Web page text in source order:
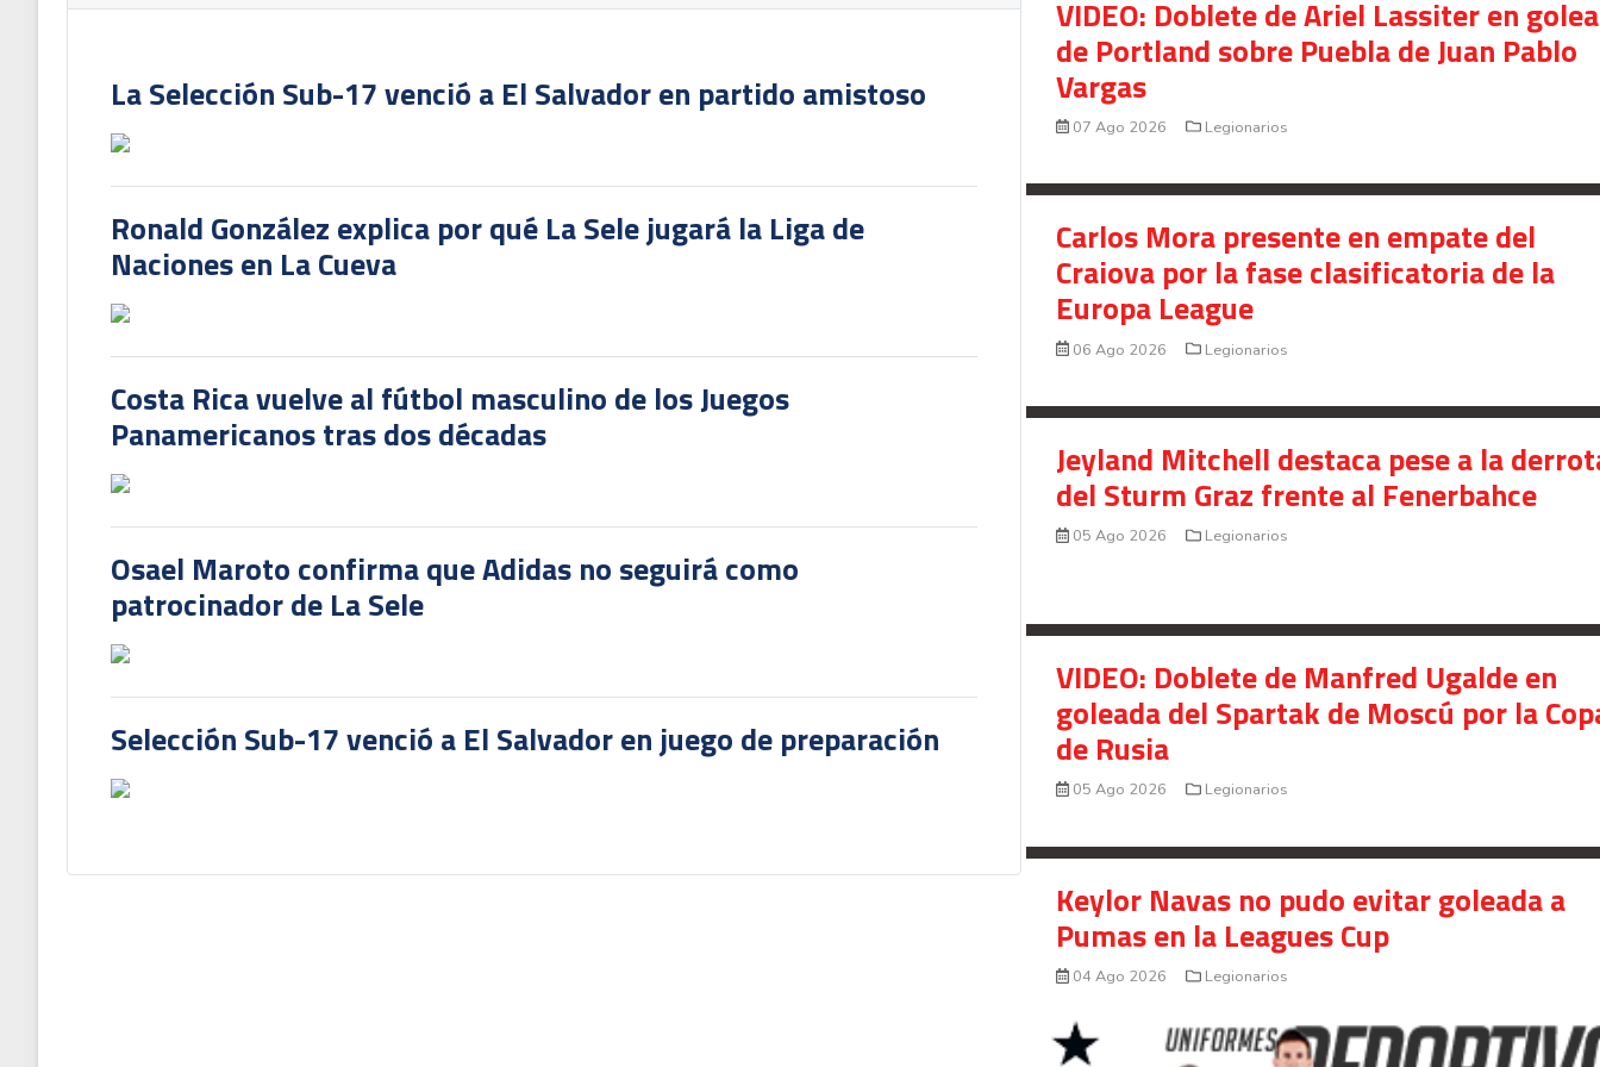
La Selección Sub-17 venció a El Salvador en partido amistoso
Ronald González explica por qué La Sele jugará la Liga de
Naciones en La Cueva
Costa Rica vuelve al fútbol masculino de los Juegos
Panamericanos tras dos décadas
Osael Maroto confirma que Adidas no seguirá como
patrocinador de La Sele
Selección Sub-17 venció a El Salvador en juego de preparación
VIDEO: Doblete de Ariel Lassiter en
de Portland sobre Puebla de Juan Pablo
Vargas
07 Ago 2026 Legionarios
Carlos Mora presente en empate del
Craiova por la fase clasificatoria de la
Europa League
06 Ago 2026 Legionarios
Jeyland Mitchell destaca pese a la
del Sturm Graz frente al Fenerbahce
05 Ago 2026 Legionarios
VIDEO: Doblete de Manfred Ugalde en
goleada del Spartak de Moscú por la
de Rusia
05 Ago 2026 Legionarios
Keylor Navas no pudo evitar goleada a
Pumas en la Leagues Cup
04 Ago 2026 Legionarios